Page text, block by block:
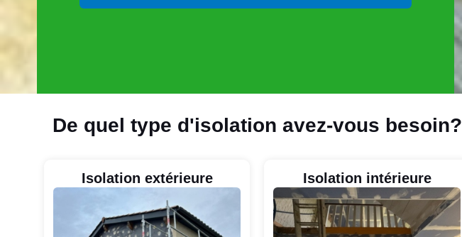
De quel type d'isolation avez-vous besoin?
Isolation extérieure Isolation intérieure